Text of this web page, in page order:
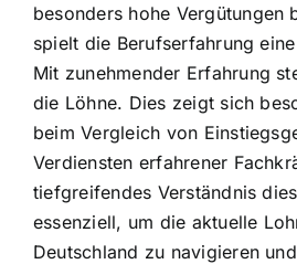
besonders hohe Vergütungen
spielt die Berufserfahrung
Mit zunehmender Erfahrung
die Löhne. Dies zeigt sich
beim Vergleich von
Verdiensten erfahrener
tiefgreifendes Verständnis
essenziell, um die aktuelle
Deutschland zu navigieren